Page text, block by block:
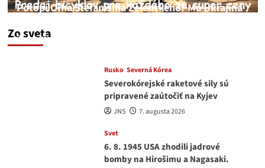
Zo sveta
Potopí Oľha Stefanišina Zelenského? Má Ukrajina
JNS
Rusko Severná Kórea
Severokórejské raketové sily sú
pripravené zaútočiť na Kyjev
JNS 7. augusta 2026
Svet
6. 8. 1945 USA zhodili jadrové
bomby na Hirošimu a Nagasaki.